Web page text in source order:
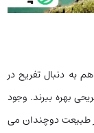
به دنبال تفریح در
بهره ببرند. وجود
طبیعت دوچندان می